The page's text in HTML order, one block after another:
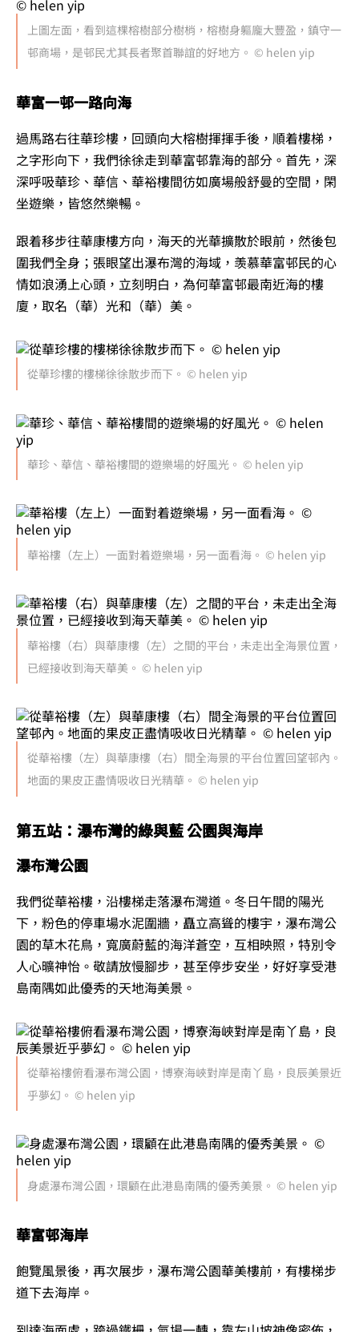
上圖左面，看到這棵榕樹部分樹梢，榕樹身軀龐大豐盈，鎮守一
邨商場，是邨民尤其長者聚首聯誼的好地方。 © helen yip
華富一邨一路向海
過馬路右往華珍樓，回頭向大榕樹揮揮手後，順着樓梯，
之字形向下，我們徐徐走到華富邨靠海的部分。首先，深
深呼吸華珍、華信、華裕樓間彷如廣場般舒曼的空間，閑
坐遊樂，皆悠然樂暢。
跟着移步往華康樓方向，海天的光華擴散於眼前，然後包
圍我們全身；張眼望出瀑布灣的海域，羡慕華富邨民的心
情如浪湧上心頭，立刻明白，為何華富邨最南近海的樓
廈，取名（華）光和（華）美。
從華珍樓的樓梯徐徐散步而下。 © helen yip
華珍、華信、華裕樓間的遊樂場的好風光。 © helen yip
華裕樓（左上）一面對着遊樂場，另一面看海。 © helen yip
華裕樓（右）與華康樓（左）之間的平台，未走出全海景位置，
已經接收到海天華美。 © helen yip
從華裕樓（左）與華康樓（右）間全海景的平台位置回望邨內。
地面的果皮正盡情吸收日光精華。 © helen yip
第五站：瀑布灣的綠與藍 公園與海岸
瀑布灣公園
我們從華裕樓，沿樓梯走落瀑布灣道。冬日午間的陽光
下，粉色的停車場水泥圍牆，矗立高聳的樓宇，瀑布灣公
園的草木花鳥，寬廣蔚藍的海洋蒼空，互相映照，特別令
人心曠神怡。敬請放慢腳步，甚至停步安坐，好好享受港
島南隅如此優秀的天地海美景。
從華裕樓俯看瀑布灣公園，博寮海峽對岸是南丫島，良辰美景近
乎夢幻。 © helen yip
身處瀑布灣公園，環顧在此港島南隅的優秀美景。 © helen yip
華富邨海岸
飽覽風景後，再次展步，瀑布灣公園華美樓前，有樓梯步
道下去海岸。